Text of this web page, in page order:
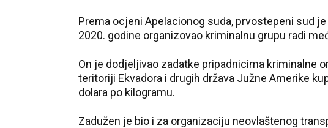
Prema ocjeni Apelacionog suda, prvostepeni sud
2020. godine organizovao kriminalnu grupu radi
On je dodjeljivao zadatke pripadnicima kriminalne
teritoriji Ekvadora i drugih država Južne Amerike
dolara po kilogramu.
Zadužen je bio i za organizaciju neovlaštenog